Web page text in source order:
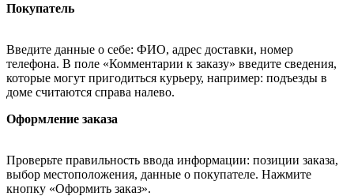
Покупатель
Введите данные о себе: ФИО, адрес доставки, номер
телефона. В поле «Комментарии к заказу» введите сведения,
которые могут пригодиться курьеру, например: подъезды в
доме считаются справа налево.
Оформление заказа
Проверьте правильность ввода информации: позиции заказа,
выбор местоположения, данные о покупателе. Нажмите
кнопку «Оформить заказ».